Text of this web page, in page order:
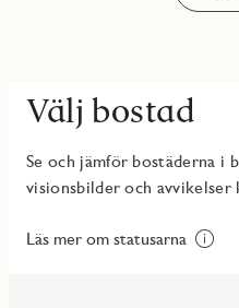
Välj bostad
Se och jämför bostäderna i
visionsbilder och avvikelser
Läs mer om statusarna